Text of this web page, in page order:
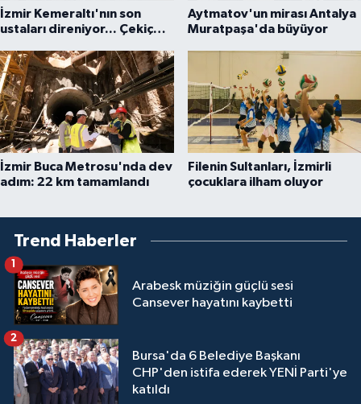
İzmir Kemeraltı'nın son
ustaları direniyor... Çekiç
Aytmatov'un mirası Antalya
Muratpaşa'da büyüyor
İzmir Buca Metrosu'nda dev
adım: 22 km tamamlandı
Filenin Sultanları, İzmirli
çocuklara ilham oluyor
Trend Haberler
Arabesk müziğin güçlü sesi
Cansever hayatını kaybetti
1
Bursa'da 6 Belediye Başkanı
CHP'den istifa ederek YENİ Parti'ye
katıldı
2